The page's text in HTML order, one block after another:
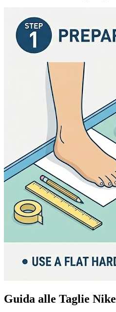
Guida alle Taglie Nike